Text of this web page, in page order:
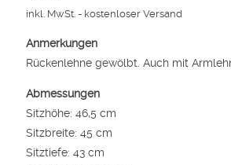
inkl. MwSt. - kostenloser Versand
Anmerkungen
Rückenlehne gewölbt. Auch mit
Abmessungen
Sitzhöhe: 46,5 cm
Sitzbreite: 45 cm
Sitztiefe: 43 cm